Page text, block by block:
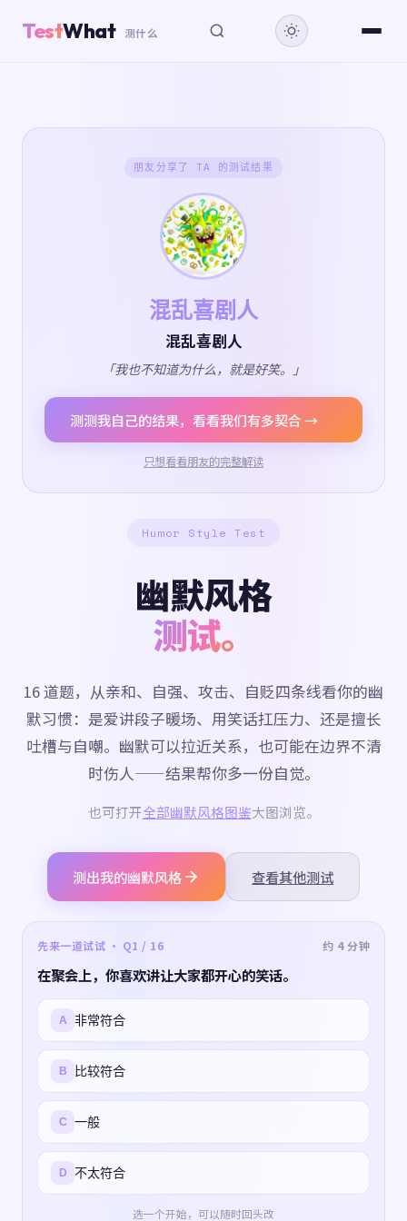
TestWhat 测什么
朋友分享了 TA 的测试结果
混乱喜剧人
混乱喜剧人
「我也不知道为什么，就是好笑。」
测测我自己的结果，看看我们有多契合 →
只想看看朋友的完整解读
Humor Style Test
幽默风格
测试。
16 道题，从亲和、自强、攻击、自贬四条线看你的幽
默习惯：是爱讲段子暖场、用笑话扛压力、还是擅长
吐槽与自嘲。幽默可以拉近关系，也可能在边界不清
时伤人——结果帮你多一份自觉。
也可打开全部幽默风格图鉴大图浏览。
测出我的幽默风格 查看其他测试
先来一道试试 · Q1 / 16 约 4 分钟
在聚会上，你喜欢讲让大家都开心的笑话。
A 非常符合
B 比较符合
C 一般
D 不太符合
选一个开始，可以随时回头改